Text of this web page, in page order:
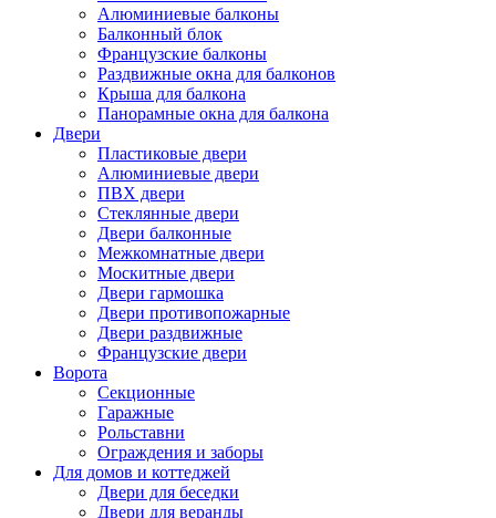
Алюминиевые балконы
Балконный блок
Французские балконы
Раздвижные окна для балконов
Крыша для балкона
Панорамные окна для балкона
Двери
Пластиковые двери
Алюминиевые двери
ПВХ двери
Стеклянные двери
Двери балконные
Межкомнатные двери
Москитные двери
Двери гармошка
Двери противопожарные
Двери раздвижные
Французские двери
Ворота
Секционные
Гаражные
Рольставни
Ограждения и заборы
Для домов и коттеджей
Двери для беседки
Двери для веранды